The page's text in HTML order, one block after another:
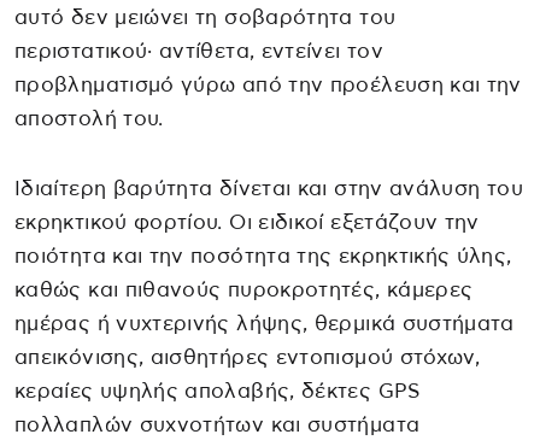
αυτό δεν μειώνει τη σοβαρότητα του
περιστατικού· αντίθετα, εντείνει τον
προβληματισμό γύρω από την προέλευση και την
αποστολή του.
Ιδιαίτερη βαρύτητα δίνεται και στην ανάλυση του
εκρηκτικού φορτίου. Οι ειδικοί εξετάζουν την
ποιότητα και την ποσότητα της εκρηκτικής ύλης,
καθώς και πιθανούς πυροκροτητές, κάμερες
ημέρας ή νυχτερινής λήψης, θερμικά συστήματα
απεικόνισης, αισθητήρες εντοπισμού στόχων,
κεραίες υψηλής απολαβής, δέκτες GPS
πολλαπλών συχνοτήτων και συστήματα